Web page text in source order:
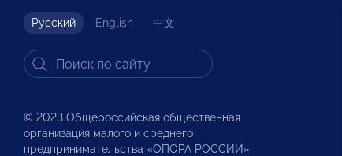
Русский English 中文
© 2023 Общероссийская общественная
организация малого и среднего
предпринимательства «ОПОРА РОССИИ».